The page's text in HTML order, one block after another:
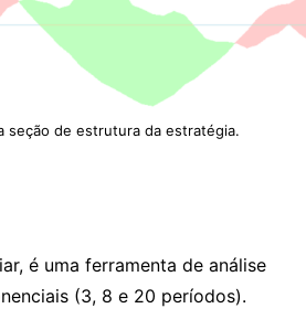
seção de estrutura da estratégia.
é uma ferramenta de análise
(3, 8 e 20 períodos).